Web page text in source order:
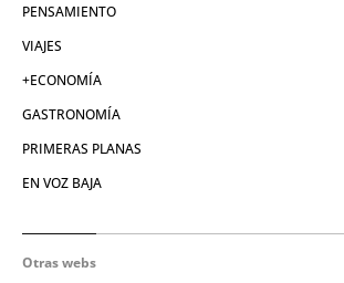
PENSAMIENTO
VIAJES
+ECONOMÍA
GASTRONOMÍA
PRIMERAS PLANAS
EN VOZ BAJA
Otras webs